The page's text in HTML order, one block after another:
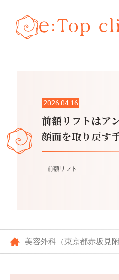
前額リフト
前額リフトはア
顔面を取り戻す
2026.04.16
美容外科（東京都赤坂見